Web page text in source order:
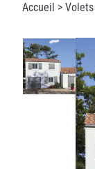
Accueil > Volets